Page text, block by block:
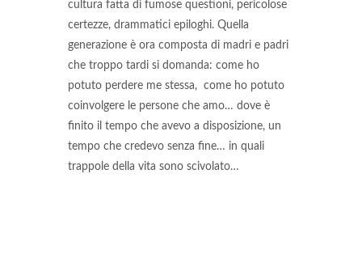
cultura fatta di fumose questioni, pericolose
certezze, drammatici epiloghi. Quella
generazione è ora composta di madri e padri
che troppo tardi si domanda: come ho
potuto perdere me stessa, come ho potuto
coinvolgere le persone che amo… dove è
finito il tempo che avevo a disposizione, un
tempo che credevo senza fine… in quali
trappole della vita sono scivolato…